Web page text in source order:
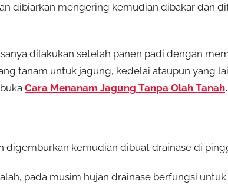
dibiarkan mengering kemudian dibakar dan
dilakukan setelah panen padi dengan
tanam untuk jagung, kedelai ataupun yang
Cara Menanam Jagung Tanpa Olah Tanah.
digemburkan kemudian dibuat drainase di
pada musim hujan drainase berfungsi